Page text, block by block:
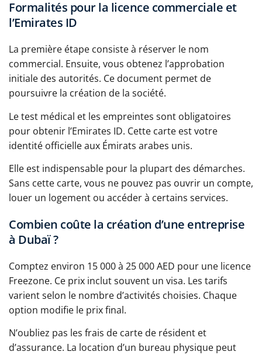
Formalités pour la licence commerciale et
l’Emirates ID
La première étape consiste à réserver le nom
commercial. Ensuite, vous obtenez l’approbation
initiale des autorités. Ce document permet de
poursuivre la création de la société.
Le test médical et les empreintes sont obligatoires
pour obtenir l’Emirates ID. Cette carte est votre
identité officielle aux Émirats arabes unis.
Elle est indispensable pour la plupart des démarches.
Sans cette carte, vous ne pouvez pas ouvrir un compte,
louer un logement ou accéder à certains services.
Combien coûte la création d’une entreprise
à Dubaï ?
Comptez environ 15 000 à 25 000 AED pour une licence
Freezone. Ce prix inclut souvent un visa. Les tarifs
varient selon le nombre d’activités choisies. Chaque
option modifie le prix final.
N’oubliez pas les frais de carte de résident et
d’assurance. La location d’un bureau physique peut